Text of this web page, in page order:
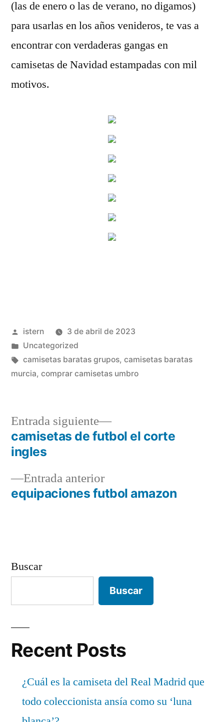
(las de enero o las de verano, no digamos)
para usarlas en los años venideros, te vas a
encontrar con verdaderas gangas en
camisetas de Navidad estampadas con mil
motivos.
Publicado
por
istern
3 de abril de 2023
Publicado
en
Uncategorized
Etiquetas:
camisetas baratas grupos, camisetas baratas
murcia, comprar camisetas umbro
Navegación
entradas
Entrada anteriorEntrada
anterior:
equipaciones futbol amazon
Entrada siguiente
Entrada
siguiente:
camisetas de futbol el corte
ingles
Buscar
Buscar
Recent Posts
¿Cuál es la camiseta del Real Madrid que
todo coleccionista ansía como su ‘luna